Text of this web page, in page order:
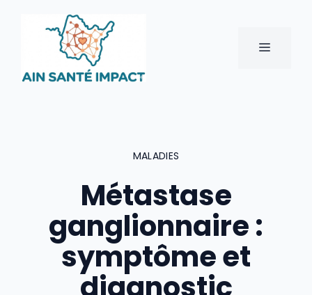
MENU
MALADIES
Métastase
ganglionnaire :
symptôme et